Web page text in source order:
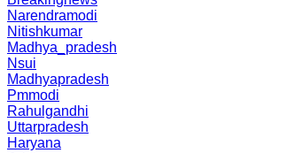
Narendramodi
Nitishkumar
Madhya_pradesh
Nsui
Madhyapradesh
Pmmodi
Rahulgandhi
Uttarpradesh
Haryana